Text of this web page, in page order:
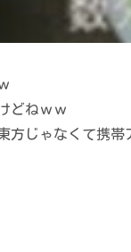
どねｗｗ
東方じゃなくて携